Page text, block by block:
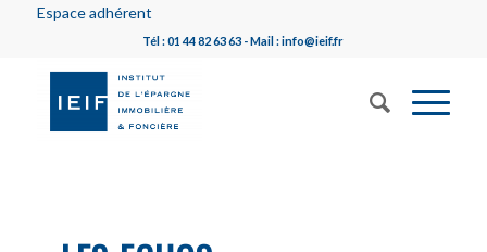
Espace adhérent
Tél : 01 44 82 63 63 - Mail : info@ieif.fr